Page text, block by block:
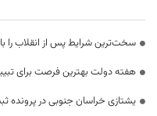
سخت‌ترین شرایط پس از انقلاب را
هفته دولت بهترین فرصت برای
یشتازی خراسان جنوبی در پرونده